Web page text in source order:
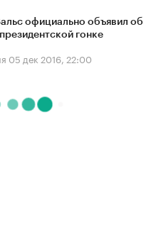
официально объявил об
гонке
05 дек 2016, 22:00